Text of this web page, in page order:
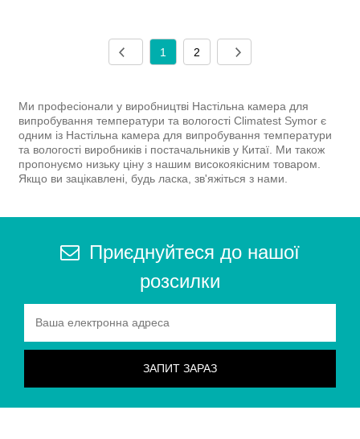
1 2
Ми професіонали у виробництві Настільна камера для
випробування температури та вологості Climatest Symor є
одним із Настільна камера для випробування температури
та вологості виробників і постачальників у Китаї. Ми також
пропонуємо низьку ціну з нашим високоякісним товаром.
Якщо ви зацікавлені, будь ласка, зв'яжіться з нами.
Приєднуйтеся до нашої
розсилки